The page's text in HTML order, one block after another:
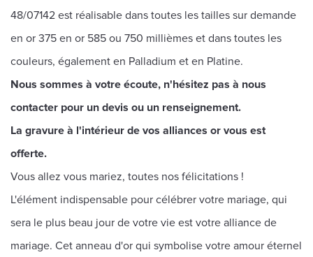
48/07142 est réalisable dans toutes les tailles sur demande
en or 375 en or 585 ou 750 millièmes et dans toutes les
couleurs, également en Palladium et en Platine.
Nous sommes à votre écoute, n'hésitez pas à nous
contacter pour un devis ou un renseignement.
La gravure à l'intérieur de vos alliances or vous est
offerte.
Vous allez vous mariez, toutes nos félicitations !
L'élément indispensable pour célébrer votre mariage, qui
sera le plus beau jour de votre vie est votre alliance de
mariage. Cet anneau d'or qui symbolise votre amour éternel